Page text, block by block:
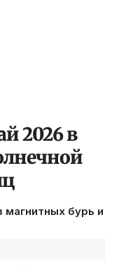
2026 в
бурь и